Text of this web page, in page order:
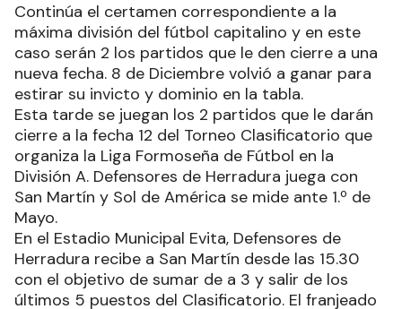
Continúa el certamen correspondiente a la
máxima división del fútbol capitalino y en este
caso serán 2 los partidos que le den cierre a una
nueva fecha. 8 de Diciembre volvió a ganar para
estirar su invicto y dominio en la tabla.
Esta tarde se juegan los 2 partidos que le darán
cierre a la fecha 12 del Torneo Clasificatorio que
organiza la Liga Formoseña de Fútbol en la
División A. Defensores de Herradura juega con
San Martín y Sol de América se mide ante 1.º de
Mayo.
En el Estadio Municipal Evita, Defensores de
Herradura recibe a San Martín desde las 15.30
con el objetivo de sumar de a 3 y salir de los
últimos 5 puestos del Clasificatorio. El franjeado